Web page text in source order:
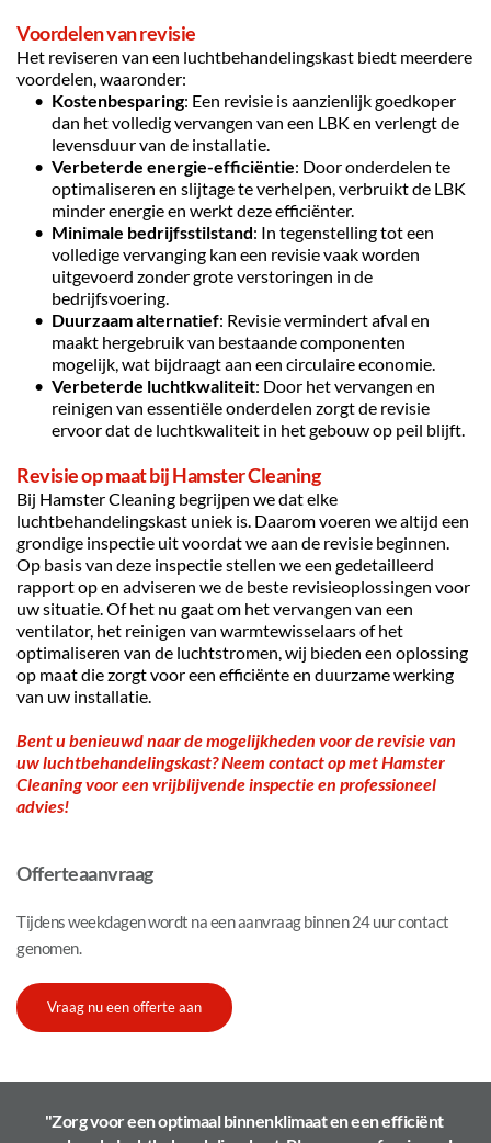
Voordelen van revisie
Het reviseren van een luchtbehandelingskast biedt meerdere
voordelen, waaronder:
Kostenbesparing: Een revisie is aanzienlijk goedkoper
dan het volledig vervangen van een LBK en verlengt de
levensduur van de installatie.
Verbeterde energie-efficiëntie: Door onderdelen te
optimaliseren en slijtage te verhelpen, verbruikt de LBK
minder energie en werkt deze efficiënter.
Minimale bedrijfsstilstand: In tegenstelling tot een
volledige vervanging kan een revisie vaak worden
uitgevoerd zonder grote verstoringen in de
bedrijfsvoering.
Duurzaam alternatief: Revisie vermindert afval en
maakt hergebruik van bestaande componenten
mogelijk, wat bijdraagt aan een circulaire economie.
Verbeterde luchtkwaliteit: Door het vervangen en
reinigen van essentiële onderdelen zorgt de revisie
ervoor dat de luchtkwaliteit in het gebouw op peil blijft.
Revisie op maat bij Hamster Cleaning
Bij Hamster Cleaning begrijpen we dat elke
luchtbehandelingskast uniek is. Daarom voeren we altijd een
grondige inspectie uit voordat we aan de revisie beginnen.
Op basis van deze inspectie stellen we een gedetailleerd
rapport op en adviseren we de beste revisieoplossingen voor
uw situatie. Of het nu gaat om het vervangen van een
ventilator, het reinigen van warmtewisselaars of het
optimaliseren van de luchtstromen, wij bieden een oplossing
op maat die zorgt voor een efficiënte en duurzame werking
van uw installatie.
Bent u benieuwd naar de mogelijkheden voor de revisie van
uw luchtbehandelingskast? Neem contact op met Hamster
Cleaning voor een vrijblijvende inspectie en professioneel
advies!
Offerteaanvraag
Tijdens weekdagen wordt na een aanvraag binnen 24 uur contact
genomen.
Vraag nu een offerte aan
"Zorg voor een optimaal binnenklimaat en een efficiënt